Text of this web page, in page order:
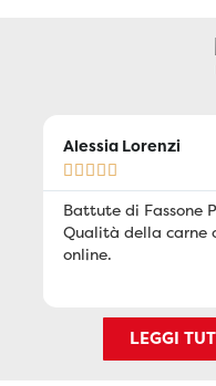
Alessia Lorenzi
    
Battute di Fassone
Qualità della carne
online.
LEGGI